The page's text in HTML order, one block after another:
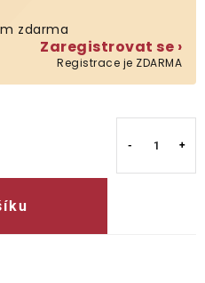
zdarma
Zaregistrovat se ›
Registrace je ZDARMA